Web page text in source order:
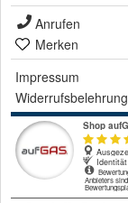
Anrufen
Merken
Impressum
Widerrufsbelehrung